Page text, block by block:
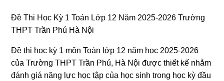
Đề Thi Học Kỳ 1 Toán Lớp 12 Năm 2025-2026 Trường
THPT Trần Phú Hà Nội
Đề thi học kỳ 1 môn Toán lớp 12 năm học 2025-2026
của Trường THPT Trần Phú, Hà Nội được thiết kế nhằm
đánh giá năng lực học tập của học sinh trong học kỳ đầu